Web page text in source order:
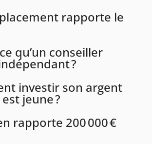
rapporte le
qu’un conseiller
?
investir son argent
jeune ?
rapporte 200 000 €